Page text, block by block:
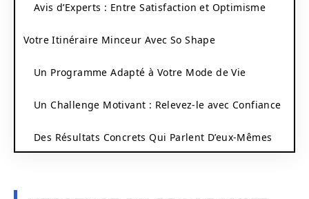
Avis d’Experts : Entre Satisfaction et Optimisme
Votre Itinéraire Minceur Avec So Shape
Un Programme Adapté à Votre Mode de Vie
Un Challenge Motivant : Relevez-le avec Confiance
Des Résultats Concrets Qui Parlent D’eux-Mêmes